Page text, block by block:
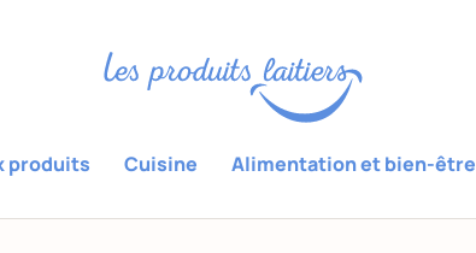
produits Cuisine Alimentation et bien-être